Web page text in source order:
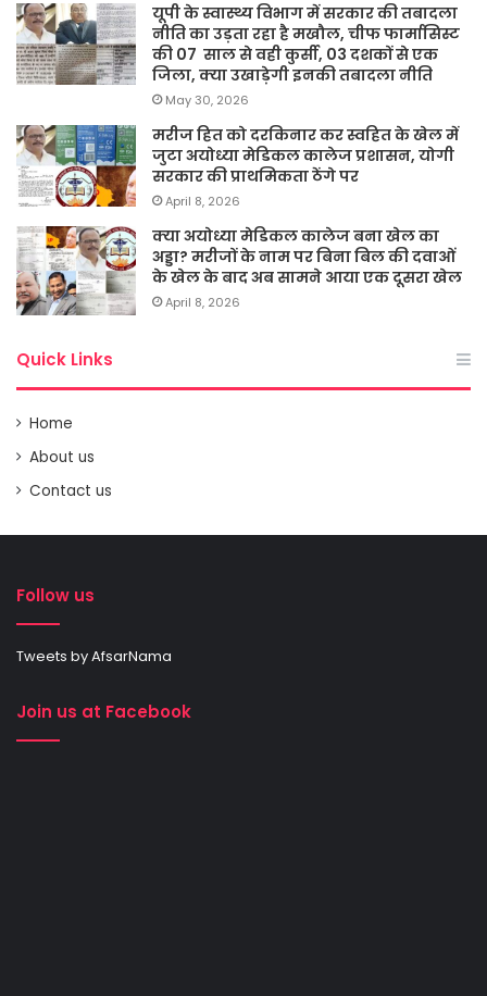
यूपी के स्वास्थ्य विभाग में सरकार की तबादला
नीति का उड़ता रहा है मखौल, चीफ फार्मासिस्ट
की 07 साल से वही कुर्सी, 03 दशकों से एक
जिला, क्या उखाड़ेगी इनकी तबादला नीति
May 30, 2026
मरीज हित को दरकिनार कर स्वहित के खेल में
जुटा अयोध्या मेडिकल कालेज प्रशासन, योगी
सरकार की प्राथमिकता ठेंगे पर
April 8, 2026
क्या अयोध्या मेडिकल कालेज बना खेल का
अड्डा? मरीजों के नाम पर बिना बिल की दवाओं
के खेल के बाद अब सामने आया एक दूसरा खेल
April 8, 2026
Quick Links
Home
About us
Contact us
Follow us
Tweets by AfsarNama
Join us at Facebook